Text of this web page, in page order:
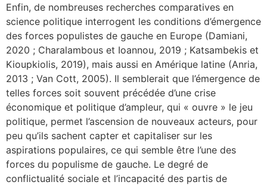
Enfin, de nombreuses recherches comparatives en
science politique interrogent les conditions d’émergence
des forces populistes de gauche en Europe (Damiani,
2020 ; Charalambous et Ioannou, 2019 ; Katsambekis et
Kioupkiolis, 2019), mais aussi en Amérique latine (Anria,
2013 ; Van Cott, 2005). Il semblerait que l’émergence de
telles forces soit souvent précédée d’une crise
économique et politique d’ampleur, qui « ouvre » le jeu
politique, permet l’ascension de nouveaux acteurs, pour
peu qu’ils sachent capter et capitaliser sur les
aspirations populaires, ce qui semble être l’une des
forces du populisme de gauche. Le degré de
conflictualité sociale et l’incapacité des partis de